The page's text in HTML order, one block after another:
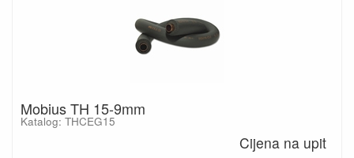
Mobius TH 15-9mm
Katalog: THCEG15
Cijena na upit